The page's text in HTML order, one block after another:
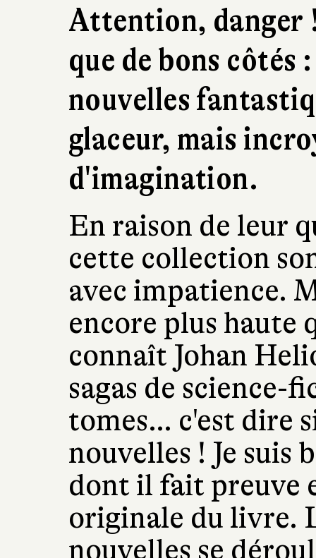
Attention, danger
que de bons côtés
nouvelles
glaceur, mais
d'imagination.
En raison de leur
cette collection
avec impatience.
encore plus haute
connaît Johan
sagas de science-
tomes… c'est dire
nouvelles ! Je suis
dont il fait preuve
originale du livre.
nouvelles se